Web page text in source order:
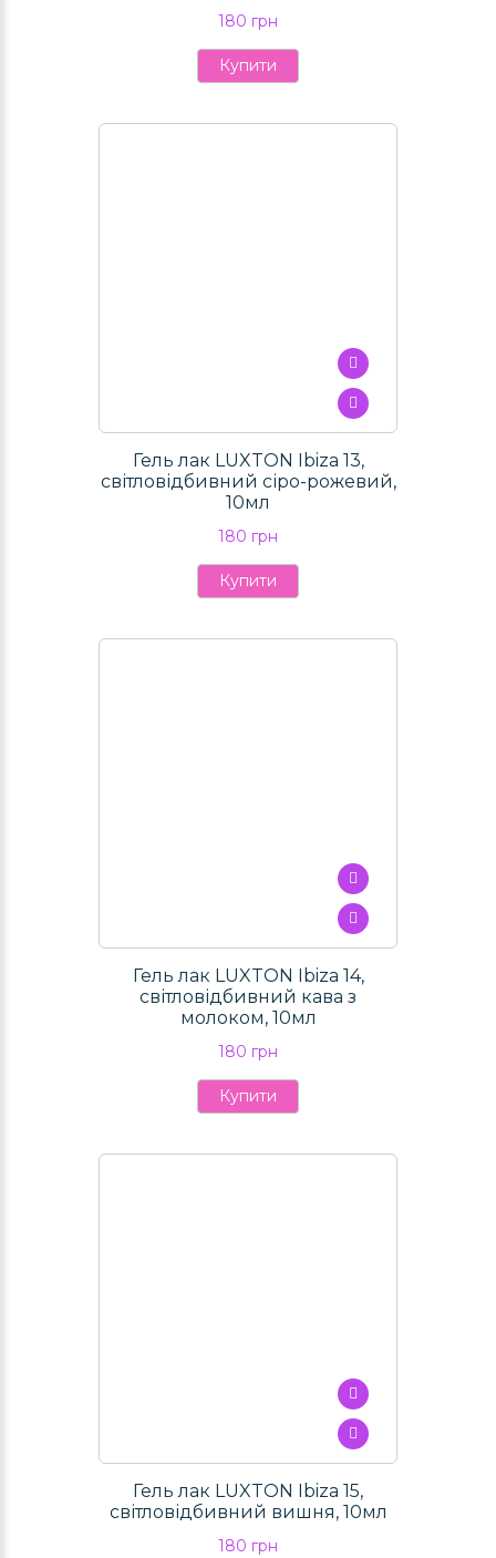
180 грн
Купити
Гель лак LUXTON Ibiza 13,
світловідбивний сіро-рожевий,
10мл
180 грн
Купити
Гель лак LUXTON Ibiza 14,
світловідбивний кава з
молоком, 10мл
180 грн
Купити
Гель лак LUXTON Ibiza 15,
світловідбивний вишня, 10мл
180 грн